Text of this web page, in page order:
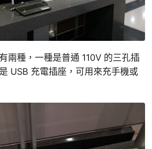
兩種，一種是普通 110V 的三孔插
USB 充電插座，可用來充手機或